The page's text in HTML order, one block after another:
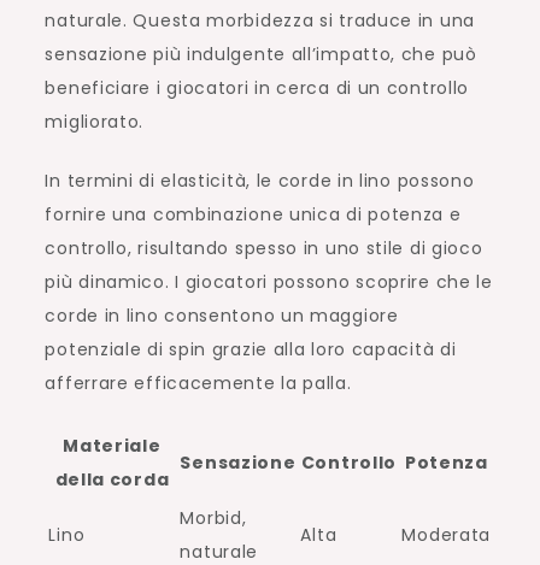
naturale. Questa morbidezza si traduce in una
sensazione più indulgente all’impatto, che può
beneficiare i giocatori in cerca di un controllo
migliorato.
In termini di elasticità, le corde in lino possono
fornire una combinazione unica di potenza e
controllo, risultando spesso in uno stile di gioco
più dinamico. I giocatori possono scoprire che le
corde in lino consentono un maggiore
potenziale di spin grazie alla loro capacità di
afferrare efficacemente la palla.
Materiale
della corda
Sensazione Controllo Potenza
Lino
Morbid,
naturale
Alta Moderata